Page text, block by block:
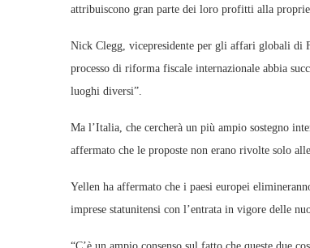
attribuiscono gran parte dei loro profitti alla
Nick Clegg, vicepresidente per gli affari globali di
processo di riforma fiscale internazionale abbia
luoghi diversi”.
Ma l’Italia, che cercherà un più ampio sostegno
affermato che le proposte non erano rivolte solo
Yellen ha affermato che i paesi europei
imprese statunitensi con l’entrata in vigore delle